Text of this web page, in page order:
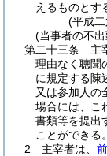
えるものとす
(平成
(当事者の不
第二十三条
主
理由なく聴聞
に規定する陳
又は参加人の
場合には、こ
書類等を提出
ことができる。
2
主宰者は、